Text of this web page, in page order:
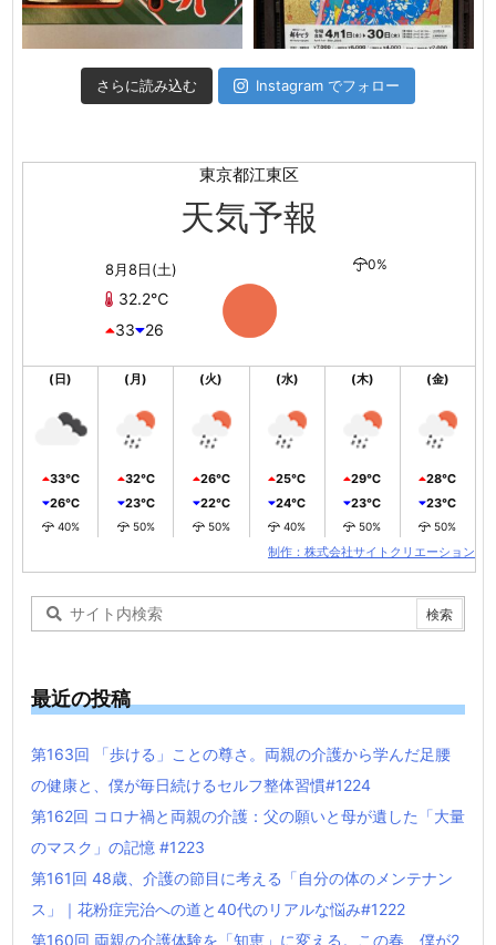
さらに読み込む Instagram でフォロー
東京都江東区
天気予報
8月8日(土)
32.2℃
33
26
0%
(日)
33℃
26℃
40%
(月)
32℃
23℃
50%
(火)
26℃
22℃
50%
(水)
25℃
24℃
40%
(木)
29℃
23℃
50%
(金)
28℃
23℃
50%
制作：株式会社サイトクリエーション
最近の投稿
第163回 「歩ける」ことの尊さ。両親の介護から学んだ足腰
の健康と、僕が毎日続けるセルフ整体習慣#1224
第162回 コロナ禍と両親の介護：父の願いと母が遺した「大量
のマスク」の記憶 #1223
第161回 48歳、介護の節目に考える「自分の体のメンテナン
ス」｜花粉症完治への道と40代のリアルな悩み#1222
第160回 両親の介護体験を「知恵」に変える。この春、僕が2